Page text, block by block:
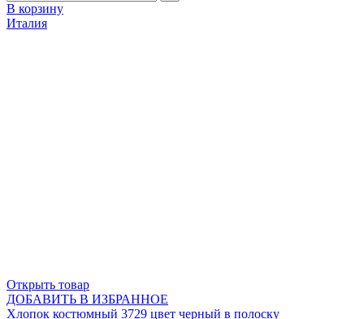
В корзину
Италия
Открыть товар
ДОБАВИТЬ В ИЗБРАННОЕ
Хлопок костюмный 3729 цвет черный в полоску